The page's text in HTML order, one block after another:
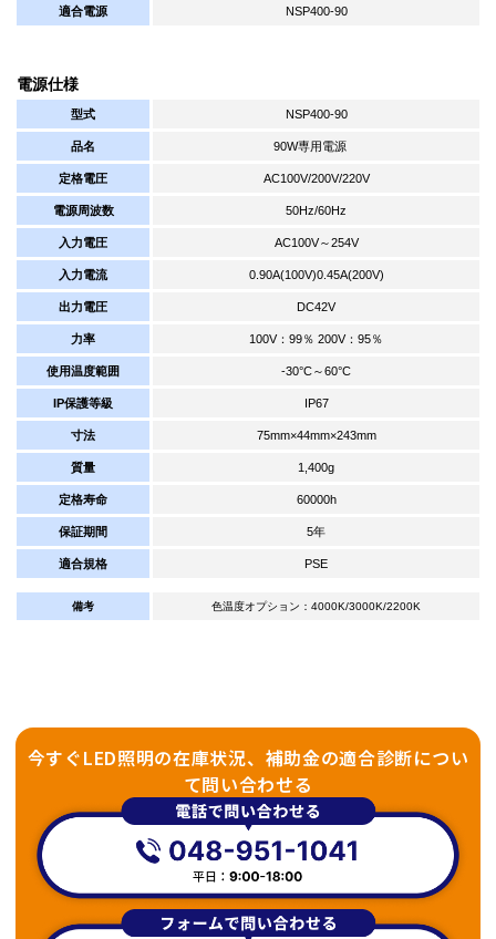
適合電源 NSP400-90
電源仕様
型式 NSP400-90
品名 90W専用電源
定格電圧 AC100V/200V/220V
電源周波数 50Hz/60Hz
入力電圧 AC100V～254V
入力電流 0.90A(100V)0.45A(200V)
出力電圧 DC42V
力率 100V：99％ 200V：95％
使用温度範囲 -30°C～60°C
IP保護等級 IP67
寸法 75mm×44mm×243mm
質量 1,400g
定格寿命 60000h
保証期間 5年
適合規格 PSE
備考 色温度オプション：4000K/3000K/2200K
今すぐLED照明の在庫状況、補助金の適合診断につい
て問い合わせる